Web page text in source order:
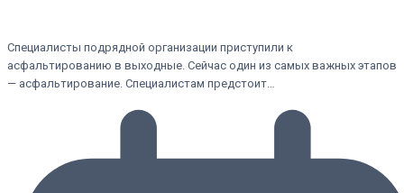
Специалисты подрядной организации приступили к
асфальтированию в выходные. Сейчас один из самых важных этапов
— асфальтирование. Специалистам предстоит…